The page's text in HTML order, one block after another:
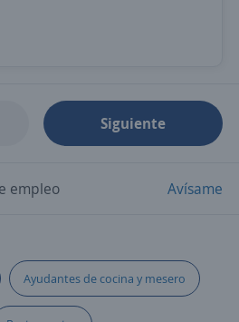
Siguiente
empleo Avísame
Ayudantes de cocina y mesero